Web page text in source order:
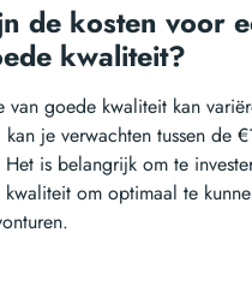
de kosten voor
kwaliteit?
van goede kwaliteit kan
je verwachten tussen de
is belangrijk om te
om optimaal te